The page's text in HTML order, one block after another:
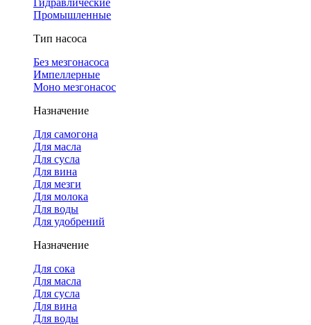
Гидравлические
Промышленные
Тип насоса
Без мезгонасоса
Импеллерные
Моно мезгонасос
Назначение
Для самогона
Для масла
Для сусла
Для вина
Для мезги
Для молока
Для воды
Для удобрений
Назначение
Для сока
Для масла
Для сусла
Для вина
Для воды